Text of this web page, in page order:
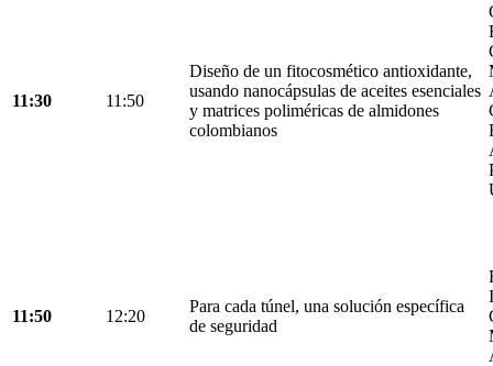
11:30 11:50
Diseño de un fitocosmético antioxidante,
usando nanocápsulas de aceites esenciales
y matrices poliméricas de almidones
colombianos
11:50 12:20
Para cada túnel, una solución específica
de seguridad